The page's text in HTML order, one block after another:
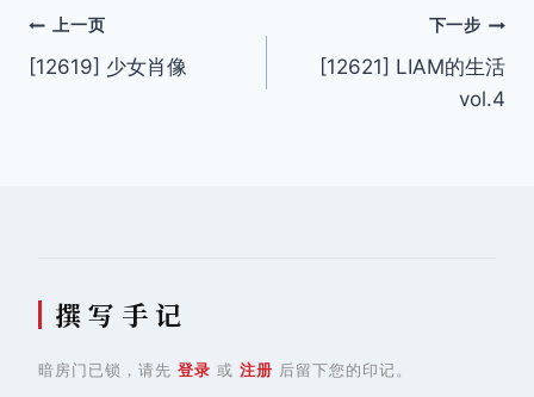
文
章
上一页
[12619] 少女肖像
下一步
[12621] LIAM的生活
vol.4
撰 写 手 记
暗房门已锁，请先 登录 或 注册 后留下您的印记。